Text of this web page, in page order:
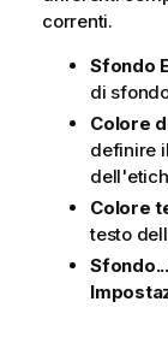
correnti.
Sfondo
di
Colore
definire
Colore
testo
Sfondo...